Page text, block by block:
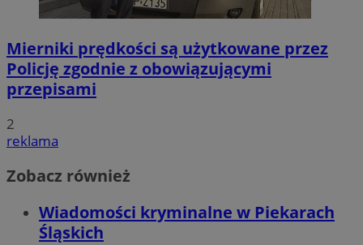
Mierniki prędkości są użytkowane przez
Policję zgodnie z obowiązującymi
przepisami
2
reklama
Zobacz również
Wiadomości kryminalne w Piekarach
Śląskich